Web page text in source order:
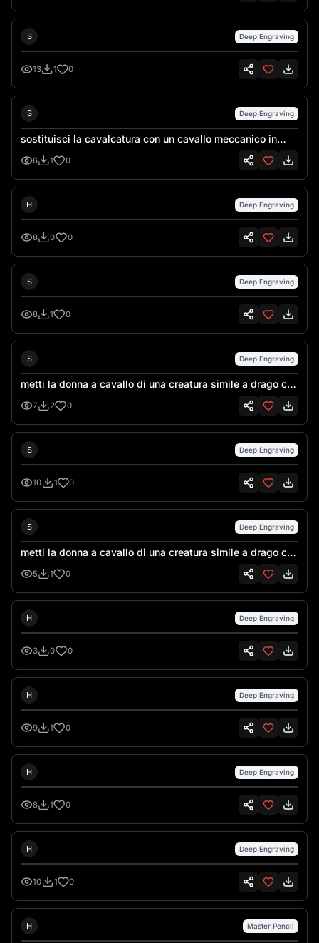
S Deep Engraving
13 1 0
S Deep Engraving
sostituisci la cavalcatura con un cavallo meccanico in
stele steampunk, rimuovi il serpente, aggiungi un coyote
meccanico che corre al fianco del cavallo
6 1 0
H Deep Engraving
8 0 0
S Deep Engraving
8 1 0
S Deep Engraving
metti la donna a cavallo di una creatura simile a drago con
la forma simile a un cavallo dotato di sella e briglie. la
cavalcatura non ha ali, ma grandi artigli e e zanne che
spuntano da una bocca minacciosamente aperta. mantieni
l'ambientazione , aggiungi una grande vulcano in eruzione
sullo sfondo . mantieni gli elementi dell'abbigliamento
della donna. mantieni lo stile del disegno originale
7 2 0
S Deep Engraving
10 1 0
S Deep Engraving
metti la donna a cavallo di una creatura simile a drago con
la forma simile a un cavallo dotato di sella e briglie. la
cavalcatura non ha ali, ma grandi artigli e e zanne che
spuntano da una bocca minacciosamente aperta. mantieni
l'ambientazione , aggiungi una grande vulcano in eruzione
sullo sfondo . mantieni gli elementi dell'abbigliamento
della donna. mantieni lo stile del disegno originale
5 1 0
H Deep Engraving
3 0 0
H Deep Engraving
9 1 0
H Deep Engraving
8 1 0
H Deep Engraving
10 1 0
H Master Pencil